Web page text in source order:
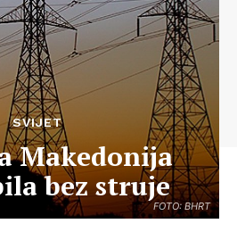
FOTO: BHRT
SVIJET
Makedonija
bez struje